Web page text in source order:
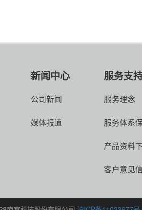
高清红外防暴网络半球摄像机
新闻中心
公司新闻
媒体报道
服务支
服务理念
服务体系
产品资料
客户意见